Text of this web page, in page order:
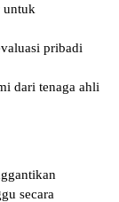
untuk
pribadi
dari tenaga ahli
secara